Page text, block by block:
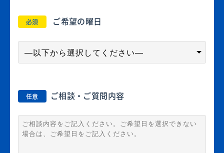
必須 ご希望の曜日
任意 ご相談・ご質問内容